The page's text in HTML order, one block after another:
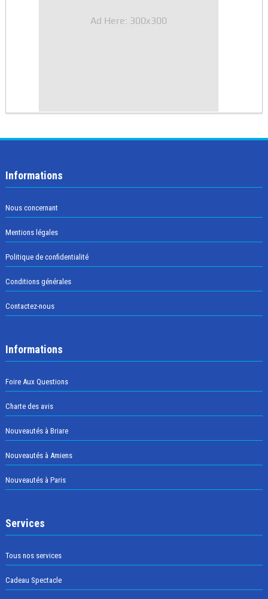
Ad Here: 300x300
Informations
Nous concernant
Mentions légales
Politique de confidentialité
Conditions générales
Contactez-nous
Informations
Foire Aux Questions
Charte des avis
Nouveautés à Briare
Nouveautés à Amiens
Nouveautés à Paris
Services
Tous nos services
Cadeau Spectacle